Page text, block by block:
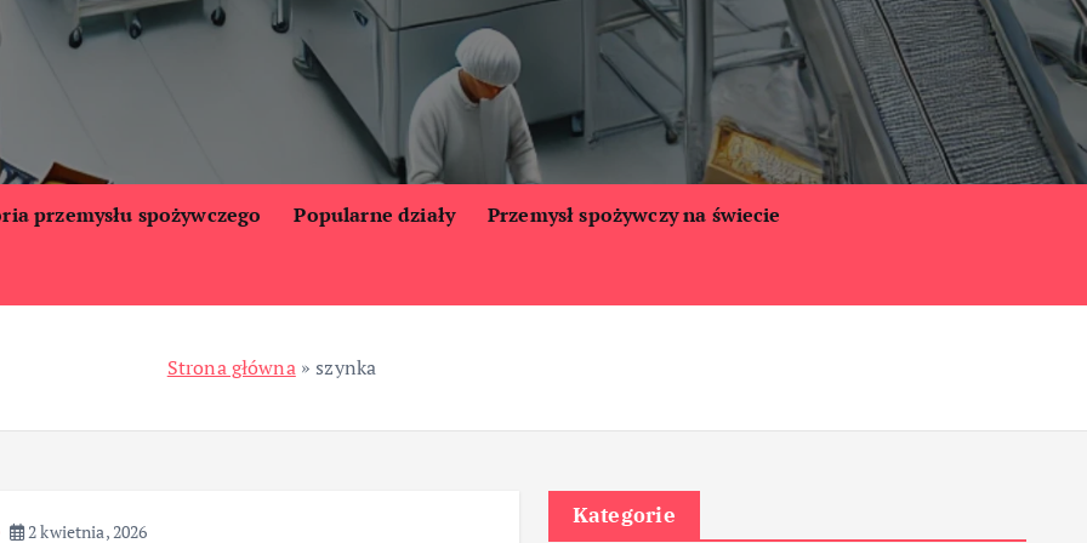
przemysłu spożywczego Popularne działy Przemysł spożywczy na świecie
Strona główna»szynka
2 kwietnia, 2026
Kategorie